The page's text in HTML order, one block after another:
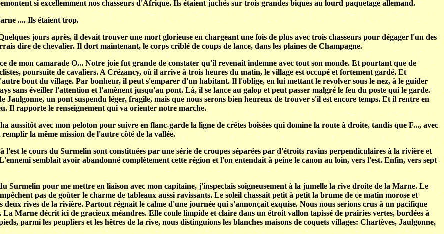
si excellemment nos chasseurs d'Afrique. Ils étaient juchés sur trois grandes biques au lourd paquetage allemand.
.... Ils étaient trop.
jours après, il devait trouver une mort glorieuse en chargeant une fois de plus avec trois chasseurs pour dégager l'un des
dire de chevalier. Il dort maintenant, le corps criblé de coups de lance, dans les plaines de Champagne.
de mon camarade O... Notre joie fut grande de constater qu'il revenait indemne avec tout son monde. Et pourtant que de
poursuite de cavaliers. A Crézancy, où il arrive à trois heures du matin, le village est occupé et fortement gardé. Et
bout du village. Par bonheur, il peut s'emparer d'un habitant. Il l'oblige, en lui mettant le revolver sous le nez, à le guider
sans éveiller l'attention et l'amènent jusqu'au pont. Là, il se lance au galop et peut passer malgré le feu du poste qui le garde.
un pont suspendu léger, fragile, mais que nous serons bien heureux de trouver s'il est encore temps. Et il rentre en
Il rapporte le renseignement qui va orienter notre marche.
aussitôt avec mon peloton pour suivre en flanc-garde la ligne de crêtes boisées qui domine la route à droite, tandis que F..., avec
la même mission de l'autre côté de la vallée.
le cours du Surmelin sont constituées par une série de croupes séparées par d'étroits ravins perpendiculaires à la rivière et
semblait avoir abandonné complètement cette région et l'on entendait à peine le canon au loin, vers l'est. Enfin, vers sept
Surmelin pour me mettre en liaison avec mon capitaine, j'inspectais soigneusement à la jumelle la rive droite de la Marne. Le
pas de goûter le charme de tableaux aussi ravissants. Le soleil chassait petit à petit la brume de ce matin morose et
rives de la rivière. Partout régnait le calme d'une journée qui s'annonçait exquise. Nous nous serions crus à un pacifique
Marne décrit ici de gracieux méandres. Elle coule limpide et claire dans un étroit vallon tapissé de prairies vertes, bordées à
parmi les peupliers et les hêtres de la rive, nous distinguions les blanches maisons de coquets villages: Chartèves, Jaulgonne,